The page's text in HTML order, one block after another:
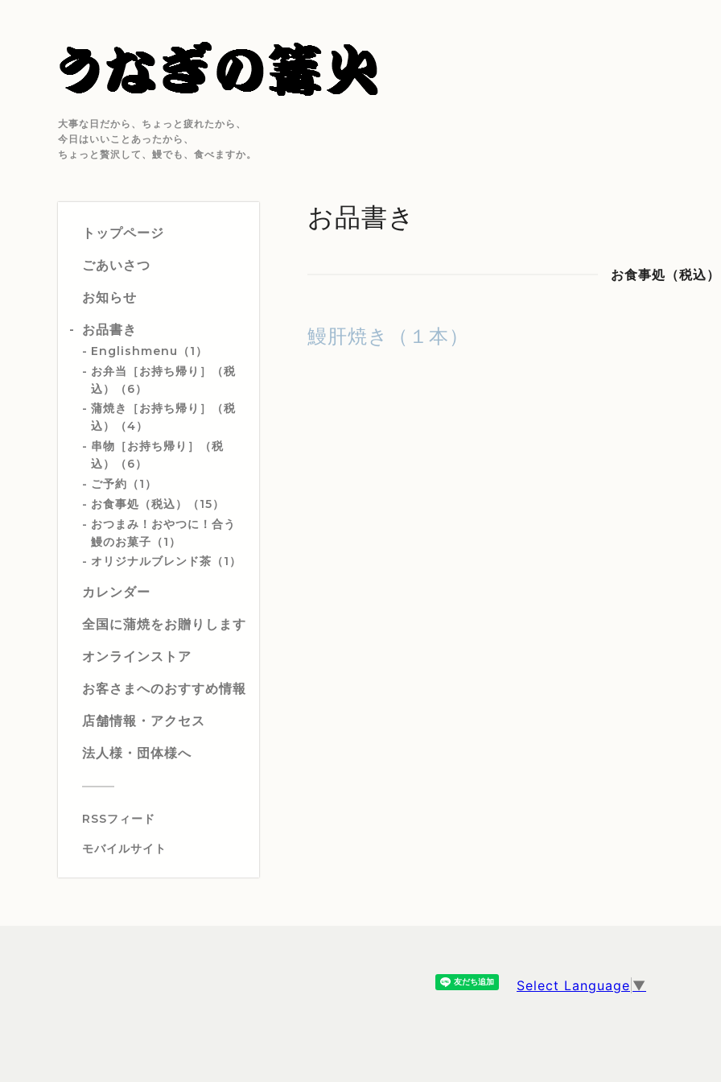
大事な日だから、ちょっと疲れたから、
今日はいいことあったから、
ちょっと贅沢して、鰻でも、食べますか。
トップページ
ごあいさつ
お知らせ
お品書き
Englishmenu（1）
お弁当［お持ち帰り］（税
込）（6）
蒲焼き［お持ち帰り］（税
込）（4）
串物［お持ち帰り］（税
込）（6）
ご予約（1）
お食事処（税込）（15）
おつまみ！おやつに！合う
鰻のお菓子（1）
オリジナルブレンド茶（1）
カレンダー
全国に蒲焼をお贈りします
オンラインストア
お客さまへのおすすめ情報
店舗情報・アクセス
法人様・団体様へ
RSSフィード
モバイルサイト
お品書き
お食事処（税込）
鰻肝焼き（１本）
Select Language ▼